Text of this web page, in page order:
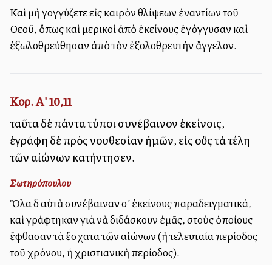
Καὶ μὴ γογγύζετε εἰς καιρὸν θλίψεων ἐναντίων τοῦ
Θεοῦ, ὅπως καὶ μερικοὶ ἀπὸ ἐκείνους ἐγόγγυσαν καὶ
ἐξωλοθρεύθησαν ἀπὸ τὸν ἐξολοθρευτὴν ἄγγελον.
Κορ. Α' 10,11
ταῦτα δὲ πάντα τύποι συνέβαινον ἐκείνοις,
ἐγράφη δὲ πρὸς νουθεσίαν ἡμῶν, εἰς οὓς τὰ τέλη
τῶν αἰώνων κατήντησεν.
Σωτηρόπουλου
Ὅλα δὲ αὐτὰ συνέβαιναν σ’ ἐκείνους παραδειγματικά,
καὶ γράφτηκαν γιὰ νὰ διδάσκουν ἐμᾶς, στοὺς ὁποίους
ἔφθασαν τὰ ἔσχατα τῶν αἰώνων (ἡ τελευταία περίοδος
τοῦ χρόνου, ἡ χριστιανικὴ περίοδος).